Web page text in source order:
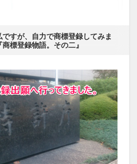
すが、​自力で​商標登録してみま
商標登録物語。​その​二』